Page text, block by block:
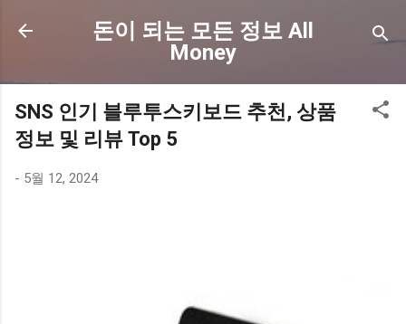
기본 콘텐츠로 건너뛰기
돈이 되는 모든 정보 All
Money
SNS 인기 블루투스키보드 추천, 상품
정보 및 리뷰 Top 5
- 5월 12, 2024